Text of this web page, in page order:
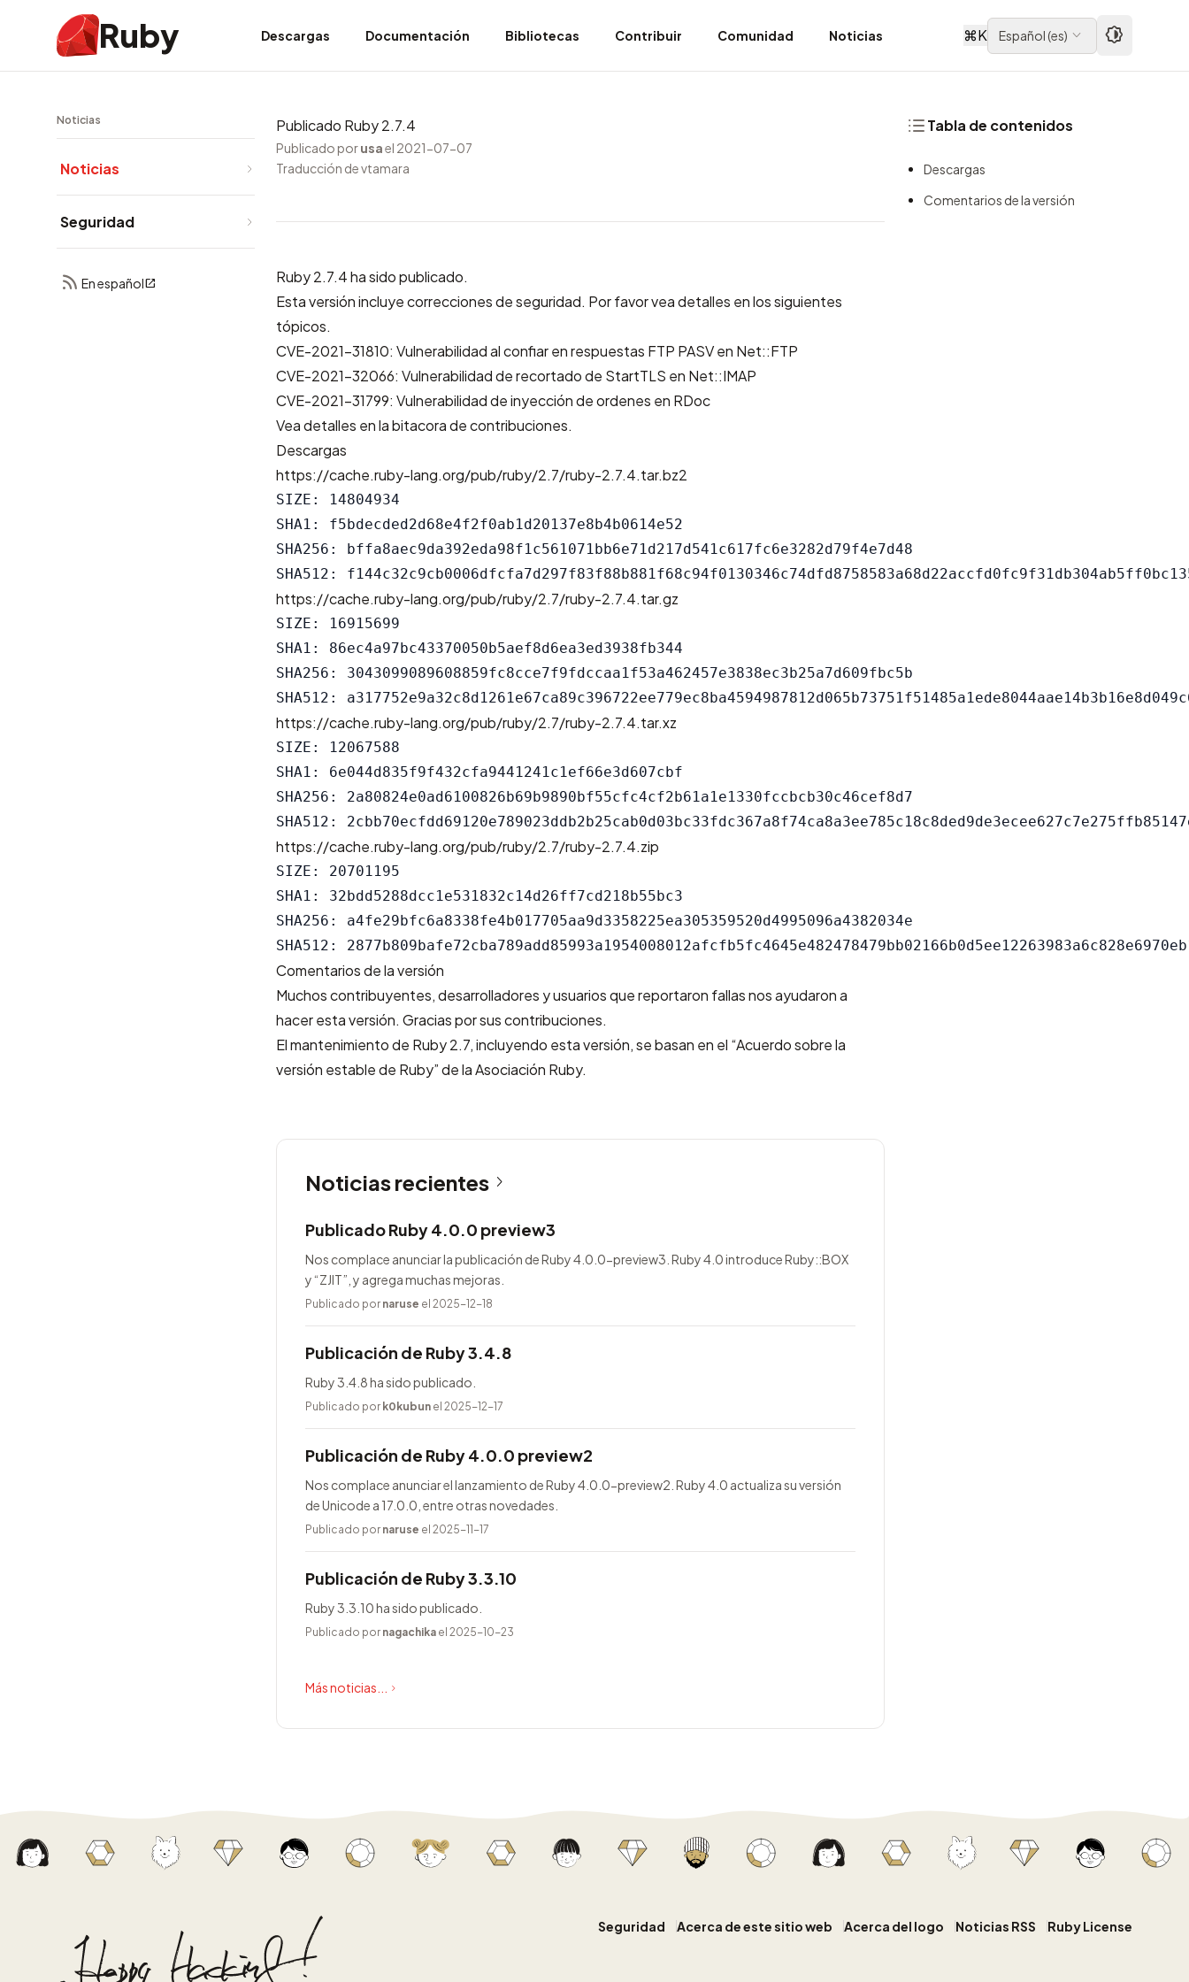
Ruby Descargas Documentación Bibliotecas Contribuir Comunidad Noticias ⌘K Español(es)
Noticias
Noticias
Seguridad
En español
Publicado Ruby 2.7.4
Publicado porusael 2021-07-07
Traducción de vtamara
Ruby 2.7.4 ha sido publicado.
Esta versión incluye correcciones de seguridad. Por favor vea detalles en los siguientes
tópicos.
CVE-2021-31810: Vulnerabilidad al confiar en respuestas FTP PASV en Net::FTP
CVE-2021-32066: Vulnerabilidad de recortado de StartTLS en Net::IMAP
CVE-2021-31799: Vulnerabilidad de inyección de ordenes en RDoc
Vea detalles en labitacora de contribuciones.
Descargas
https://cache.ruby-lang.org/pub/ruby/2.7/ruby-2.7.4.tar.bz2
SIZE: 14804934
SHA1: f5bdecded2d68e4f2f0ab1d20137e8b4b0614e52
SHA256: bffa8aec9da392eda98f1c561071bb6e71d217d541c617fc6e3282d79f4e7d48
https://cache.ruby-lang.org/pub/ruby/2.7/ruby-2.7.4.tar.gz
SIZE: 16915699
SHA1: 86ec4a97bc43370050b5aef8d6ea3ed3938fb344
SHA256: 3043099089608859fc8cce7f9fdccaa1f53a462457e3838ec3b25a7d609fbc5b
https://cache.ruby-lang.org/pub/ruby/2.7/ruby-2.7.4.tar.xz
SIZE: 12067588
SHA1: 6e044d835f9f432cfa9441241c1ef66e3d607cbf
SHA256: 2a80824e0ad6100826b69b9890bf55cfc4cf2b61a1e1330fccbcb30c46cef8d7
https://cache.ruby-lang.org/pub/ruby/2.7/ruby-2.7.4.zip
SIZE: 20701195
SHA1: 32bdd5288dcc1e531832c14d26ff7cd218b55bc3
SHA256: a4fe29bfc6a8338fe4b017705aa9d3358225ea305359520d4995096a4382034e
Comentarios de la versión
Muchos contribuyentes, desarrolladores y usuarios que reportaron fallas nos ayudaron a
hacer esta versión. Gracias por sus contribuciones.
El mantenimiento de Ruby 2.7, incluyendo esta versión, se basan en el “Acuerdo sobre la
versión estable de Ruby” de la Asociación Ruby.
Noticias recientes
Publicado Ruby 4.0.0 preview3
Nos complace anunciar la publicación de Ruby 4.0.0-preview3. Ruby 4.0 introduce Ruby::BOX
y “ZJIT”, y agrega muchas mejoras.
Publicado por naruse el 2025-12-18
Publicación de Ruby 3.4.8
Ruby 3.4.8 ha sido publicado.
Publicado por k0kubun el 2025-12-17
Publicación de Ruby 4.0.0 preview2
Nos complace anunciar el lanzamiento de Ruby 4.0.0-preview2. Ruby 4.0 actualiza su versión
de Unicode a 17.0.0, entre otras novedades.
Publicado por naruse el 2025-11-17
Publicación de Ruby 3.3.10
Ruby 3.3.10 ha sido publicado.
Publicado por nagachika el 2025-10-23
Más noticias...
Tabla de contenidos
Descargas
Comentarios de la versión
Seguridad Acerca de este sitio web Acerca del logo Noticias RSS Ruby License